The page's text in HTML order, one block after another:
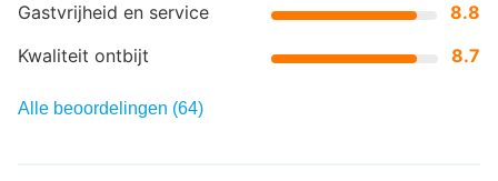
Gastvrijheid en service
8.8
Kwaliteit ontbijt
8.7
Alle beoordelingen (64)